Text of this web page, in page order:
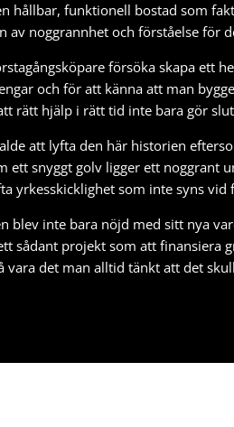
hållbar, funktionell bostad som
av noggrannhet och förståelse för
försöka skapa ett
och för att känna att man
rätt hjälp i rätt tid inte bara gör
att lyfta den här historien
ett snyggt golv ligger ett noggrant
yrkesskicklighet som inte syns vid
blev inte bara nöjd med sitt nya
sådant projekt som att finansiera
vara det man alltid tänkt att det